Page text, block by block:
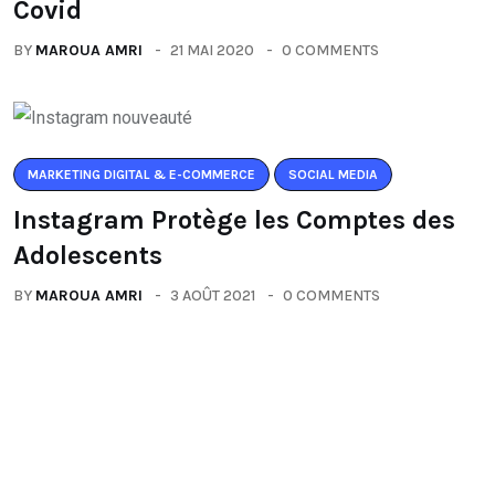
Covid
BY MAROUA AMRI 21 MAI 2020 0 COMMENTS
MARKETING DIGITAL & E-COMMERCE SOCIAL MEDIA
Instagram Protège les Comptes des
Adolescents
BY MAROUA AMRI 3 AOÛT 2021 0 COMMENTS